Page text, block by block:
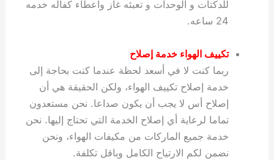
للدكتات و الوحدات و تعبئه غاز واعطاء كفاله خدمه
24 ساعه.
تكييف الهواءخدمةإصلاح
ربما كنت لا في أسعد لحظة عندما كنت بحاجة إلى
خدمة إصلاح تكييف الهواء، ولكن الحقيقة هي أن
إصلاح أس لا يجب أن يكون صداعا. نحن مستعدون
تماما لرعاية أي إصلاح الخدمة التي تحتاج إليها. نحن
خدمة جميع الماركات من مكيفات الهواء، ونحن
نضمن لكم الارتياح الكامل وباقل تكلفة.